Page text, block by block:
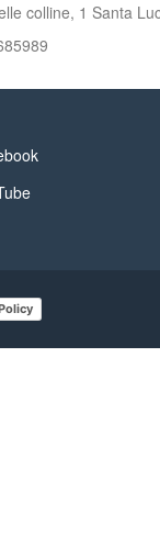
colline, 1 Santa